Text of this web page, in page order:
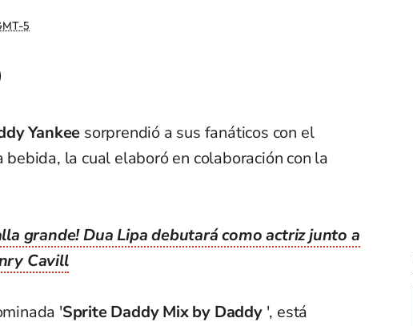
5
Yankee sorprendió a sus fanáticos con el
bebida, la cual elaboró en colaboración con la
grande! Dua Lipa debutará como actriz junto a
Cavill
'Sprite Daddy Mix by Daddy', está